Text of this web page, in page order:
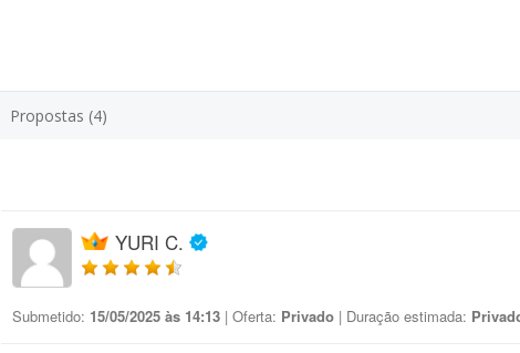
Propostas (4)
YURI C.
Submetido: 15/05/2025 às 14:13 | Oferta: Privado | Duração estimada: